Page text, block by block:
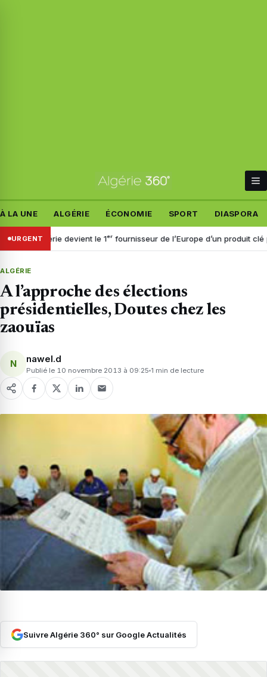
À LA UNE ALGÉRIE ÉCONOMIE SPORT DIASPORA
URGENT
l’Algérie devient le 1ᵉʳ fournisseur de l’Europe d’un produit clé pour
ALGÉRIE
A l’approche des élections
présidentielles, Doutes chez les
zaouïas
N nawel.d
Publié le 10 novembre 2013 à 09:25 1 min de lecture
Suivre Algérie 360° sur Google Actualités